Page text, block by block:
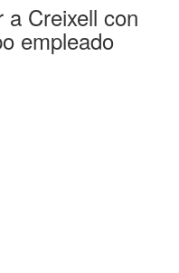
a Creixell con
empleado